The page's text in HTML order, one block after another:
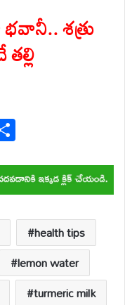
శత్రు
ar
e
health tips
lemon water
turmeric milk